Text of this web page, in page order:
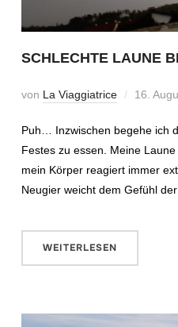
SCHLECHTE LAUNE
von La Viaggiatrice 16.
Puh… Inzwischen begehe ich
Festes zu essen. Meine
mein Körper reagiert immer
Neugier weicht dem Gefühl
WEITERLESEN